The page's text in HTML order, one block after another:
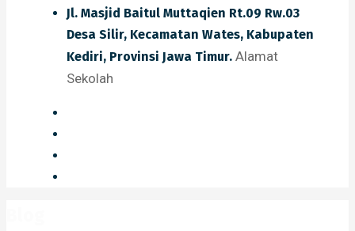
Jl. Masjid Baitul Muttaqien Rt.09 Rw.03
Desa Silir, Kecamatan Wates, Kabupaten
Kediri, Provinsi Jawa Timur. Alamat
Sekolah